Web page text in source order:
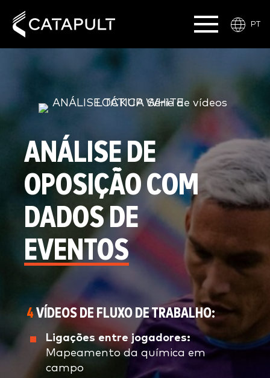
PT
ANÁLISE DE
OPOSIÇÃO COM
DADOS DE
EVENTOS
4VÍDEOS DE FLUXO DE TRABALHO:
Ligações entre jogadores:
Mapeamento da química em
campo